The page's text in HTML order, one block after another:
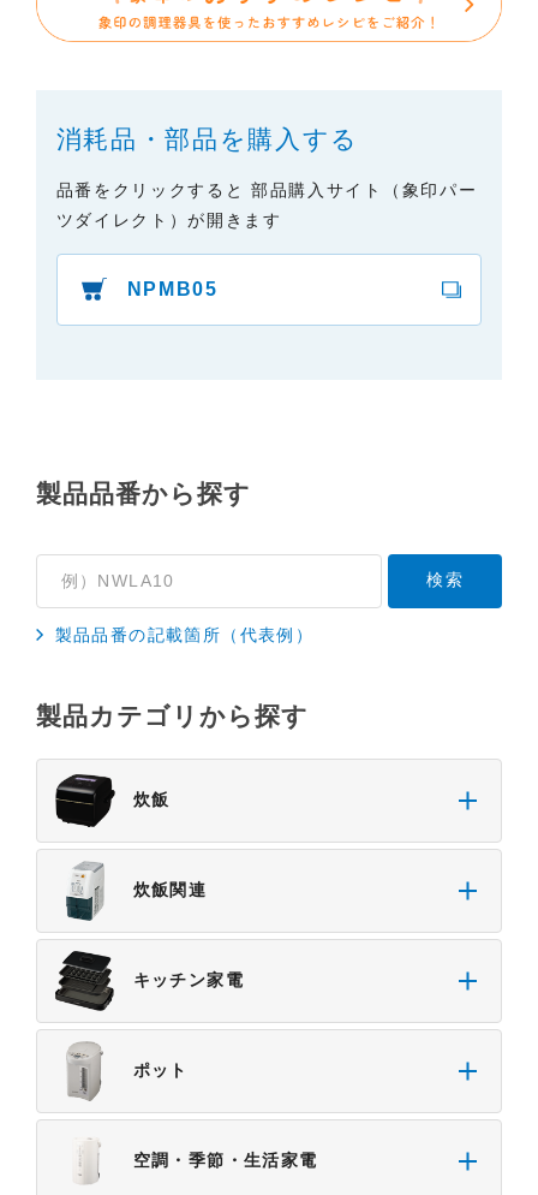
（※）みまもりほっとラインサービスでご使用され
ている専用の製品（レンタル品）につきましては、
２．取扱説明書の内容について
れる場合があります。本サイトに掲載されている取
扱説明書の内容が、製品に同梱されている取扱説明
ご了承ください。
つきましては、弊社「お客様ご相談センター
（※）みまもりほっとラインサービスでご使用され
弊社「 みまもりほっとライン相談窓口
４．本サービスに係わる損害の免責
っておりますが、以下の点について、弊社は何ら保
証せず、また責任を負うものではありません。あら
かじめご了承ください。
・掲載された情報が全て正確であり、有用であり、
安全であること。
・掲載された情報が常に最新のものであること。
・本サイトをご利用になったこと、またはご利用に
なれなかったことにより生じる一切の損害。
・予告なしにサーバーの停止、本サービスの変更ま
たは提供の中止・中断を行うこと。また、それによ
って生じる一切の損害。
消耗品・部品を購入する
品番をクリックすると 部品購入サイト（象印パー
ツダイレクト）が開きます
NPMB05
製品品番から探す
製品品番の記載箇所（代表例）
製品カテゴリから探す
炊飯
炊飯関連
キッチン家電
ポット
空調・季節・生活家電